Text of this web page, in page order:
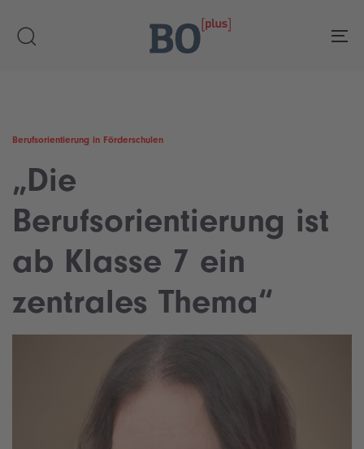
links
content
Berufsorientierung in Förderschulen
„Die
Berufsorientierung ist
ab Klasse 7 ein
zentrales Thema“